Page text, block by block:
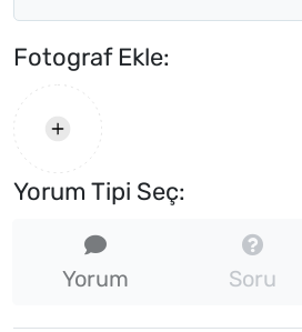
Fotograf Ekle:
Yorum Tipi Seç:
Yorum Soru